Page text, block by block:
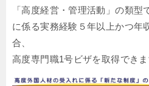
「高度経営・管理活動」の類
に係る実務経験５年以上かつ年
合、
高度専門職1号ビザを取得できま